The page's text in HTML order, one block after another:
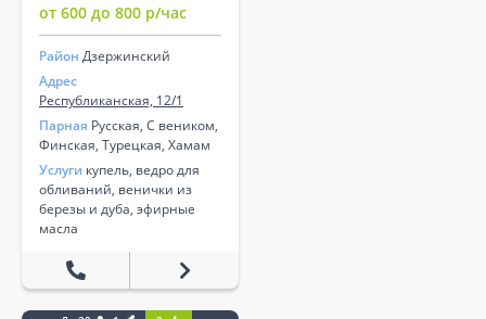
от 600 до 800 р/час
Район Дзержинский
Адрес
Республиканская, 12/1
Парная Русская, С веником,
Финская, Турецкая, Хамам
Услуги купель, ведро для
обливаний, венички из
березы и дуба, эфирные
масла